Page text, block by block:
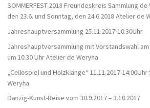
SOMMERFEST 2018 Freundeskreis Sammlung
den 23.6. und Sonntag, den 24.6.2018 Atelier de
Jahreshauptversammlung 25.11.2017-10:30Uhr
Jahreshauptversammlung mit Vorstandswahl am
um 10.30 Uhr Atelier de Weryha
„Cellospiel und Holzklänge“ 11.11.2017-
Weryha
Danzig-Kunst-Reise vom 30.9.2017 – 3.10.2017